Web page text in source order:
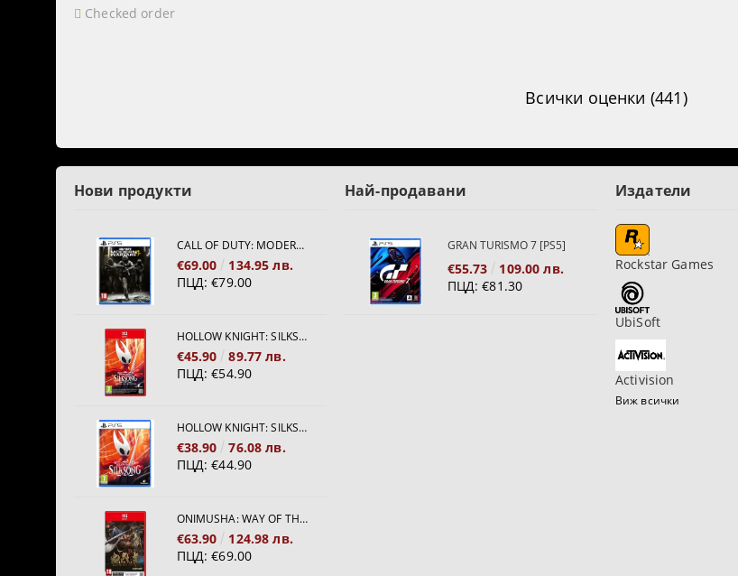
Checked order
Всички оценки (441)
Нови продукти
CALL OF DUTY: MODERN WARFARE 4[PS5]
€69.00
134.95 лв.
ПЦД: €79.00
HOLLOW KNIGHT: SILKSONG [NINTENDO SWITCH 2]
€45.90
89.77 лв.
ПЦД: €54.90
HOLLOW KNIGHT: SILKSONG [PS5]
€38.90
76.08 лв.
ПЦД: €44.90
ONIMUSHA: WAY OF THE SWORD [NINTENDO SWITCH 2]
€63.90
124.98 лв.
ПЦД: €69.00
Най-продавани
GRAN TURISMO 7 [PS5]
€55.73
109.00 лв.
ПЦД: €81.30
Издатели
Rockstar Games
UbiSoft
Activision
Виж всички